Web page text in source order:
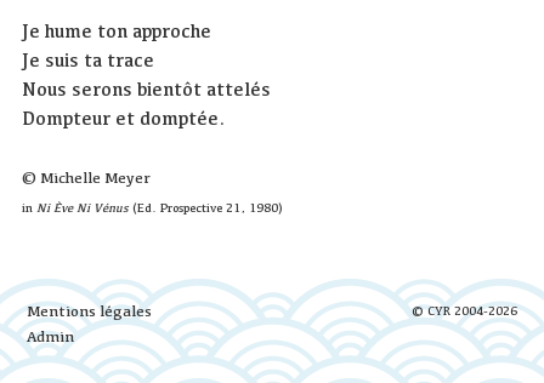
Je hume ton approche
Je suis ta trace
Nous serons bientôt attelés
Dompteur et domptée.
© Michelle Meyer
in Ni Ève Ni Vénus (Ed. Prospective 21, 1980)
© CYR 2004-2026
Mentions légales
Admin